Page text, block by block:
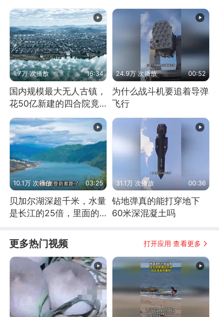
1.7万 次播放 16:34
国内规模最大无人古镇，
花50亿新建的四合院竟
没人住，发生了啥
24.9万 次播放 00:52
为什么战斗机要追着导弹
飞行
10.1万 次播放 03:25
贝加尔湖深超千米，水量
是长江的25倍，里面的
31.1万 次播放 00:36
钻地弹真的能打穿地下
60米深混凝土吗
更多热门视频 打开应用 查看更多